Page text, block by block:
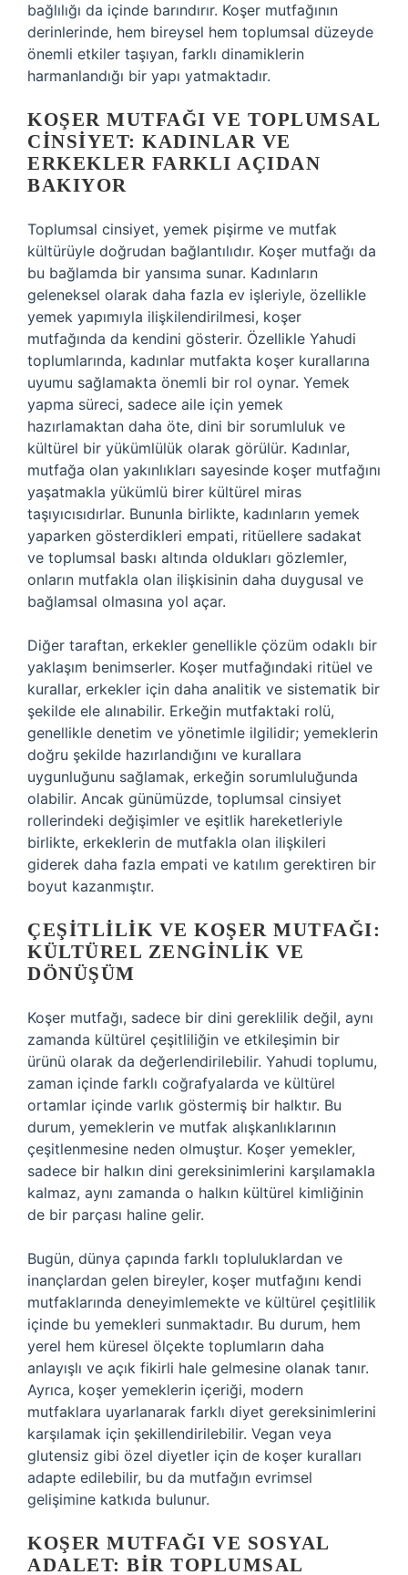
bağlılığı da içinde barındırır. Koşer mutfağının
derinlerinde, hem bireysel hem toplumsal düzeyde
önemli etkiler taşıyan, farklı dinamiklerin
harmanlandığı bir yapı yatmaktadır.
KOŞER MUTFAĞI VE TOPLUMSAL
CINSIYET: KADINLAR VE
ERKEKLER FARKLI AÇIDAN
BAKIYOR
Toplumsal cinsiyet, yemek pişirme ve mutfak
kültürüyle doğrudan bağlantılıdır. Koşer mutfağı da
bu bağlamda bir yansıma sunar. Kadınların
geleneksel olarak daha fazla ev işleriyle, özellikle
yemek yapımıyla ilişkilendirilmesi, koşer
mutfağında da kendini gösterir. Özellikle Yahudi
toplumlarında, kadınlar mutfakta koşer kurallarına
uyumu sağlamakta önemli bir rol oynar. Yemek
yapma süreci, sadece aile için yemek
hazırlamaktan daha öte, dini bir sorumluluk ve
kültürel bir yükümlülük olarak görülür. Kadınlar,
mutfağa olan yakınlıkları sayesinde koşer mutfağını
yaşatmakla yükümlü birer kültürel miras
taşıyıcısıdırlar. Bununla birlikte, kadınların yemek
yaparken gösterdikleri empati, ritüellere sadakat
ve toplumsal baskı altında oldukları gözlemler,
onların mutfakla olan ilişkisinin daha duygusal ve
bağlamsal olmasına yol açar.
Diğer taraftan, erkekler genellikle çözüm odaklı bir
yaklaşım benimserler. Koşer mutfağındaki ritüel ve
kurallar, erkekler için daha analitik ve sistematik bir
şekilde ele alınabilir. Erkeğin mutfaktaki rolü,
genellikle denetim ve yönetimle ilgilidir; yemeklerin
doğru şekilde hazırlandığını ve kurallara
uygunluğunu sağlamak, erkeğin sorumluluğunda
olabilir. Ancak günümüzde, toplumsal cinsiyet
rollerindeki değişimler ve eşitlik hareketleriyle
birlikte, erkeklerin de mutfakla olan ilişkileri
giderek daha fazla empati ve katılım gerektiren bir
boyut kazanmıştır.
ÇEŞITLILIK VE KOŞER MUTFAĞI:
KÜLTÜREL ZENGINLIK VE
DÖNÜŞÜM
Koşer mutfağı, sadece bir dini gereklilik değil, aynı
zamanda kültürel çeşitliliğin ve etkileşimin bir
ürünü olarak da değerlendirilebilir. Yahudi toplumu,
zaman içinde farklı coğrafyalarda ve kültürel
ortamlar içinde varlık göstermiş bir halktır. Bu
durum, yemeklerin ve mutfak alışkanlıklarının
çeşitlenmesine neden olmuştur. Koşer yemekler,
sadece bir halkın dini gereksinimlerini karşılamakla
kalmaz, aynı zamanda o halkın kültürel kimliğinin
de bir parçası haline gelir.
Bugün, dünya çapında farklı topluluklardan ve
inançlardan gelen bireyler, koşer mutfağını kendi
mutfaklarında deneyimlemekte ve kültürel çeşitlilik
içinde bu yemekleri sunmaktadır. Bu durum, hem
yerel hem küresel ölçekte toplumların daha
anlayışlı ve açık fikirli hale gelmesine olanak tanır.
Ayrıca, koşer yemeklerin içeriği, modern
mutfaklara uyarlanarak farklı diyet gereksinimlerini
karşılamak için şekillendirilebilir. Vegan veya
glutensiz gibi özel diyetler için de koşer kuralları
adapte edilebilir, bu da mutfağın evrimsel
gelişimine katkıda bulunur.
KOŞER MUTFAĞI VE SOSYAL
ADALET: BIR TOPLUMSAL